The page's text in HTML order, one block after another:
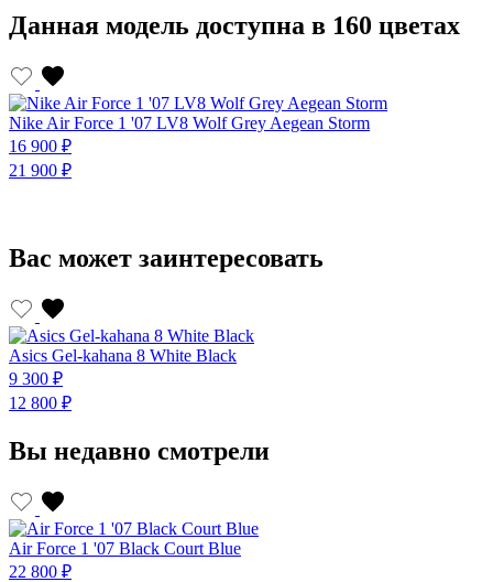
Данная модель доступна в 160 цветах
Nike Air Force 1 '07 LV8 Wolf Grey Aegean Storm
16 900 ₽
21 900 ₽
Вас может заинтересовать
Asics Gel-kahana 8 White Black
9 300 ₽
12 800 ₽
Вы недавно смотрели
Air Force 1 '07 Black Court Blue
22 800 ₽